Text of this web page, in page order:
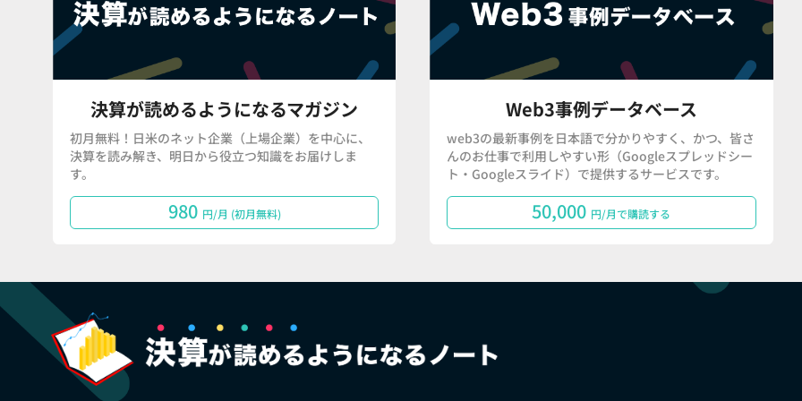
決算が読めるようになるマガジン
初月無料！日米のネット企業（上場企業）を中心に、
決算を読み解き、明日から役立つ知識をお届けしま
す。
980 円/月 (初月無料)
Web3事例データベース
web3の最新事例を日本語で分かりやすく、かつ、皆さ
んのお仕事で利用しやすい形（Googleスプレッドシー
ト・Googleスライド）で提供するサービスです。
50,000 円/月で購読する